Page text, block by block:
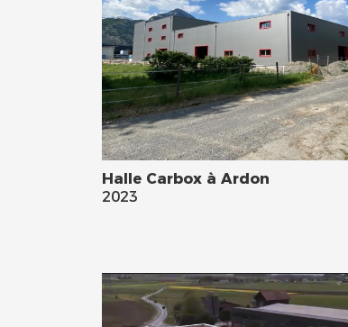
Halle Carbox à Ardon
2023